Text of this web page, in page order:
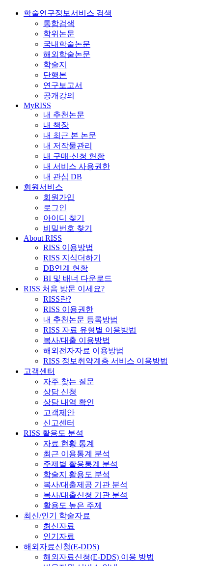
학술연구정보서비스 검색
통합검색
학위논문
국내학술논문
해외학술논문
학술지
단행본
연구보고서
공개강의
MyRISS
내 추천논문
내 책장
내 최근 본 논문
내 저작물관리
내 구매·신청 현황
내 서비스 사용권한
내 관심 DB
회원서비스
회원가입
로그인
아이디 찾기
비밀번호 찾기
About RISS
RISS 이용방법
RISS 지식더하기
DB연계 현황
BI 및 배너 다운로드
RISS 처음 방문 이세요?
RISS란?
RISS 이용권한
내 추천논문 등록방법
RISS 자료 유형별 이용방법
복사/대출 이용방법
해외전자자료 이용방법
RISS 정보취약계층 서비스 이용방법
고객센터
자주 찾는 질문
상담 신청
상담 내역 확인
고객제안
신고센터
RISS 활용도 분석
자료 현황 통계
최근 이용통계 분석
주제별 활용통계 분석
학술지 활용도 분석
복사/대출제공 기관 분석
복사/대출신청 기관 분석
활용도 높은 주제
최신/인기 학술자료
최신자료
인기자료
해외자료신청(E-DDS)
해외자료신청(E-DDS) 이용 방법